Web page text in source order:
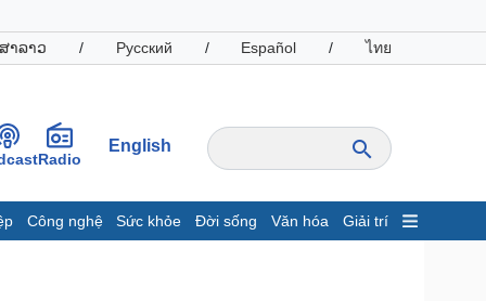
າລາວ / Русский / Español / ไทย
Radio
English
Công nghệ Sức khỏe Đời sống Văn hóa Giải trí